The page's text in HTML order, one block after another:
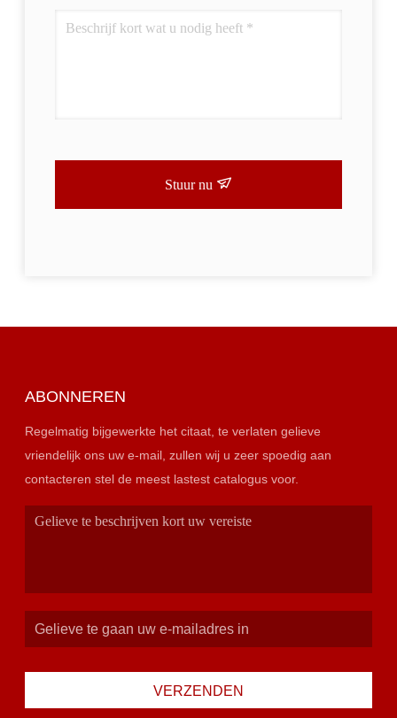
Stuur nu
ABONNEREN
Regelmatig bijgewerkte het citaat, te verlaten gelieve
vriendelijk ons uw e-mail, zullen wij u zeer spoedig aan
contacteren stel de meest lastest catalogus voor.
VERZENDEN